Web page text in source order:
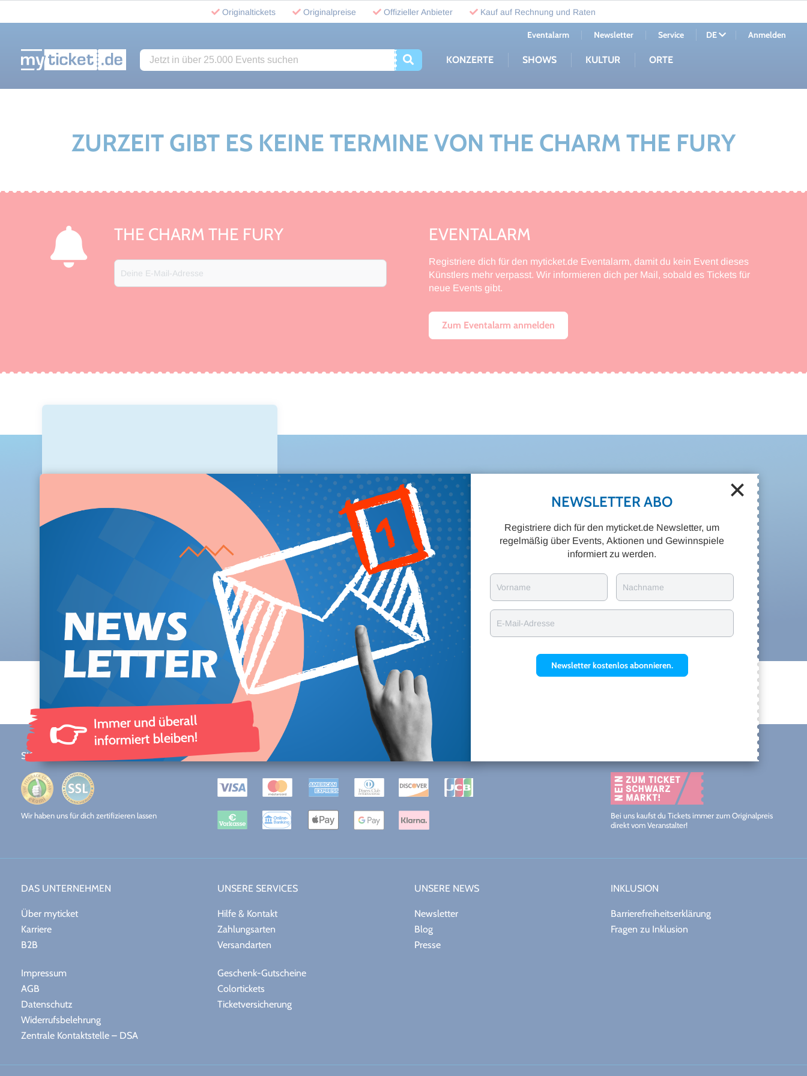
Originaltickets Originalpreise Offizieller Anbieter Kauf auf Rechnung und Raten
Jetzt in über 25.000 Events suchen KONZERTE SHOWS KULTUR ORTE
Eventalarm Newsletter Service DE Anmelden
ZURZEIT GIBT ES KEINE TERMINE VON THE CHARM THE FURY
THE CHARM THE FURY
Deine E-Mail-Adresse
EVENTALARM
Registriere dich für den myticket.de Eventalarm, damit du kein Event dieses
Künstlers mehr verpasst. Wir informieren dich per Mail, sobald es Tickets für
neue Events gibt.
Zum Eventalarm anmelden
ÜBER THE CHARM THE FURY
SICHERHEIT & DATENSCHUTZ
Datensicherheit
Wir haben uns für dich zertifizieren lassen
ZAHLUNGSARTEN
Bei uns kaufst du Tickets immer zum Originalpreis
direkt vom Veranstalter!
DAS UNTERNEHMEN
Über myticket
Karriere
B2B
Impressum
AGB
Datenschutz
Widerrufsbelehrung
Zentrale Kontaktstelle – DSA
UNSERE SERVICES
Hilfe & Kontakt
Zahlungsarten
Versandarten
Geschenk-Gutscheine
Colortickets
Ticketversicherung
UNSERE NEWS
Newsletter
Blog
Presse
INKLUSION
Barrierefreiheitserklärung
Fragen zu Inklusion
👉 Immer und überall
informiert bleiben!
NEWSLETTER ABO
Registriere dich für den myticket.de Newsletter, um
regelmäßig über Events, Aktionen und Gewinnspiele
informiert zu werden.
Vorname Nachname
E-Mail-Adresse
Newsletter kostenlos abonnieren.